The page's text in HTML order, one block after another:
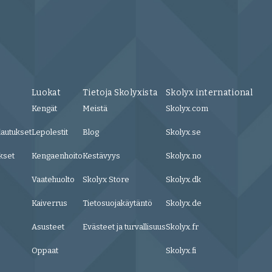
Luokat
Kengät
Lepolestit
Kengaenhoito
Vaatehuolto
Kaiverrus
Asusteet
Oppaat
Tietoja Skolyxista
Meistä
Blog
Kestävyys
Skolyx Store
Tietosuojakäytäntö
Evästeet ja turvallisuus
Skolyx international
Skolyx.com
Skolyx.se
Skolyx.no
Skolyx.dk
Skolyx.de
Skolyx.fr
Skolyx.fi